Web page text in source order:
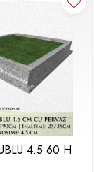
4.5 60 H